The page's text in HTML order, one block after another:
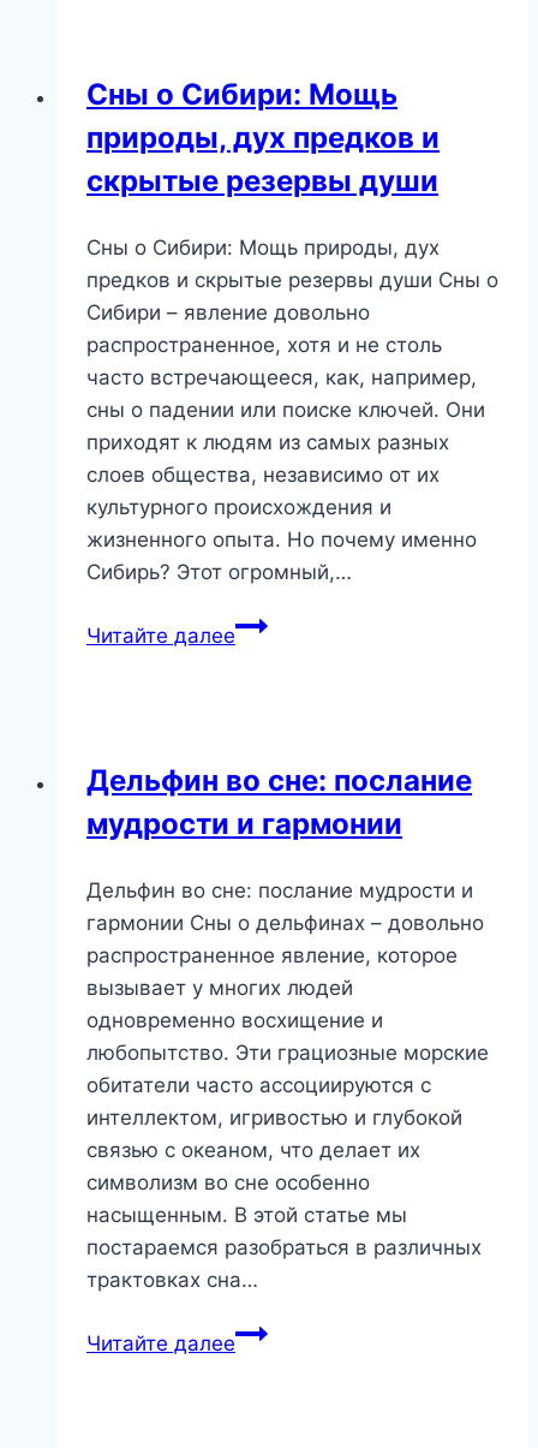
предвещает
и
понять
послание?
Сны о Сибири: Мощь
природы, дух предков и
скрытые резервы души
Сны о Сибири: Мощь природы, дух
предков и скрытые резервы души Сны о
Сибири – явление довольно
распространенное, хотя и не столь
часто встречающееся, как, например,
сны о падении или поиске ключей. Они
приходят к людям из самых разных
слоев общества, независимо от их
культурного происхождения и
жизненного опыта. Но почему именно
Сибирь? Этот огромный,…
Читайте далееСны
дух
предков
скрытые
резервы
души
Дельфин во сне: послание
мудрости и гармонии
Дельфин во сне: послание мудрости и
гармонии Сны о дельфинах – довольно
распространенное явление, которое
вызывает у многих людей
одновременно восхищение и
любопытство. Эти грациозные морские
обитатели часто ассоциируются с
интеллектом, игривостью и глубокой
связью с океаном, что делает их
символизм во сне особенно
насыщенным. В этой статье мы
постараемся разобраться в различных
трактовках сна…
Читайте далееДельфин